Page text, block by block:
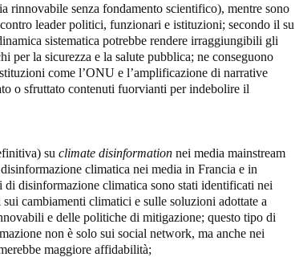
rinnovabile senza fondamento scientifico), mentre sono
leader politici, funzionari e istituzioni; secondo il su
sistematica potrebbe rendere irraggiungibili gli
per la sicurezza e la salute pubblica; ne conseguono
come l’ONU e l’amplificazione di narrative
o sfruttato contenuti fuorvianti per indebolire il
su climate disinformation nei media mainstream
climatica nei media in Francia e in
di disinformazione climatica sono stati identificati nei
cambiamenti climatici e sulle soluzioni adottate a
e delle politiche di mitigazione; questo tipo di
non è solo sui social network, ma anche nei
maggiore affidabilità;